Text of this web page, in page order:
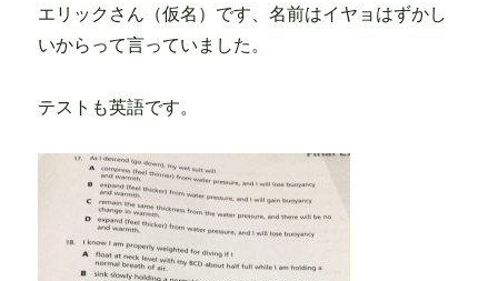
エリックさん（仮名）です、名前はイヤョはずかし
いからって言っていました。
テストも英語です。